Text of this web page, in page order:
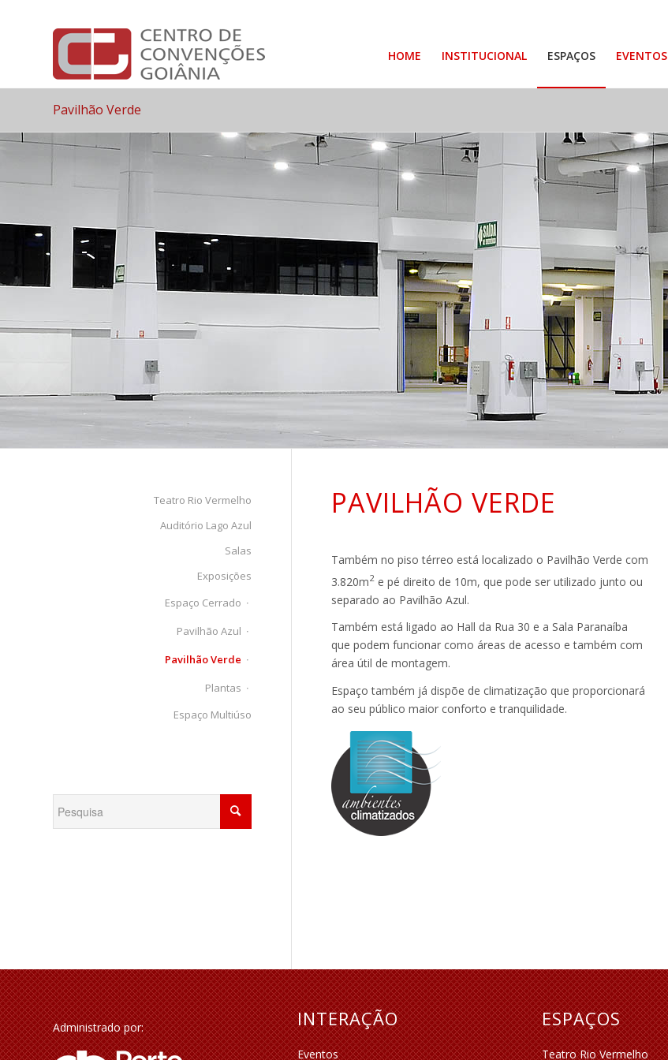
HOME INSTITUCIONAL ESPAÇOS EVENTOS
Pavilhão Verde
PAVILHÃO VERDE
Também no piso térreo está localizado o Pavilhão Verde com
3.820m2e pé direito de 10m, que pode ser utilizado junto ou
separado ao Pavilhão Azul.
Também está ligado ao Hall da Rua 30 e a Sala Paranaíba
que podem funcionar como áreas de acesso e também com
área útil de montagem.
Espaço também já dispõe de climatização que proporcionará
ao seu público maior conforto e tranquilidade.
Teatro Rio Vermelho
Auditório Lago Azul
Salas
Exposições
Espaço Cerrado
Pavilhão Azul
Pavilhão Verde
Plantas
Espaço Multiúso
Administrado por: INTERAÇÃO
Eventos
ESPAÇOS
Teatro Rio Vermelho